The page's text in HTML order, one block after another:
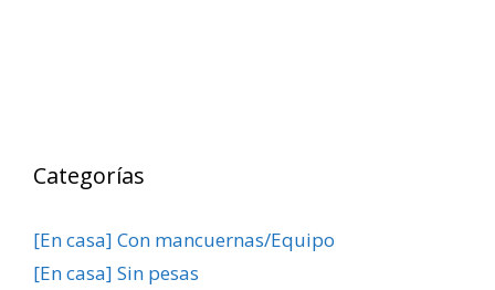
Categorías
[En casa] Con mancuernas/Equipo
[En casa] Sin pesas